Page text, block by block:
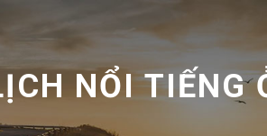
NỔI TIẾNG